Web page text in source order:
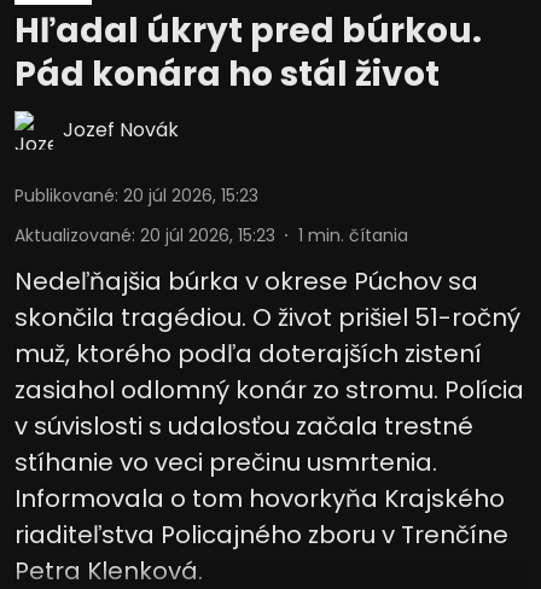
Hľadal úkryt pred búrkou.
Pád konára ho stál život
Jozef Novák
Publikované: 20 júl 2026, 15:23
Aktualizované: 20 júl 2026, 15:23 1 min. čítania
Nedeľňajšia búrka v okrese Púchov sa
skončila tragédiou. O život prišiel 51-ročný
muž, ktorého podľa doterajších zistení
zasiahol odlomný konár zo stromu. Polícia
v súvislosti s udalosťou začala trestné
stíhanie vo veci prečinu usmrtenia.
Informovala o tom hovorkyňa Krajského
riaditeľstva Policajného zboru v Trenčíne
Petra Klenková.